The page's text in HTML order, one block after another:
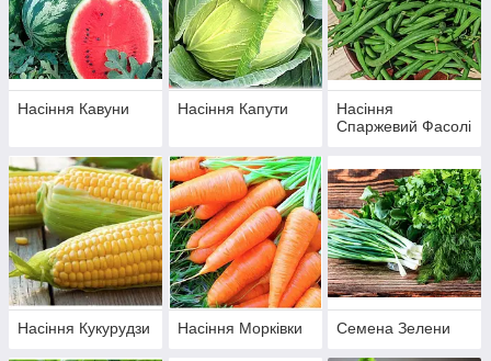
Насіння Кавуни Насіння Капути
Насіння
Спаржевий Фасолі
Насіння Кукурудзи Насіння Морківки Семена Зелени